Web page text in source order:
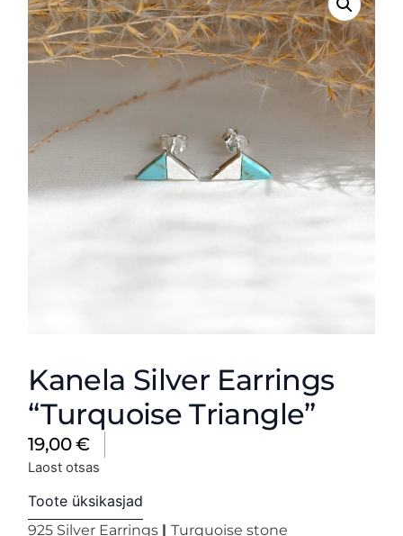
Kanela Silver Earrings
“Turquoise Triangle”
19,00€
Laost otsas
Toote üksikasjad
925 Silver Earrings |Turquoise stone